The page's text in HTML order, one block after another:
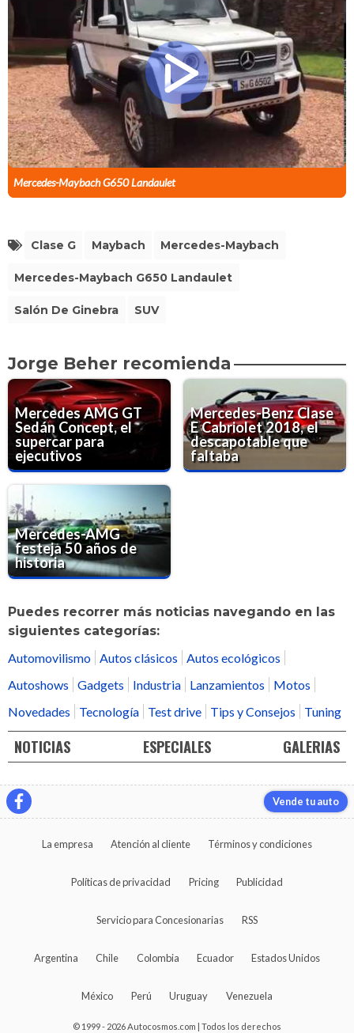
Mercedes-Maybach G650 Landaulet
Clase G Maybach Mercedes-Maybach
Mercedes-Maybach G650 Landaulet
Salón De Ginebra SUV
Jorge Beher recomienda
Mercedes AMG GT
Sedán Concept, el
supercar para
ejecutivos
Mercedes-Benz Clase
E Cabriolet 2018, el
descapotable que
faltaba
Mercedes-AMG
festeja 50 años de
historia
Puedes recorrer más noticias navegando en las
siguientes categorías:
Automovilismo
Autos clásicos
Autos ecológicos
Autoshows
Gadgets Industria Lanzamientos
Motos
Novedades
Tecnología Test drive Tips y Consejos Tuning
NOTICIAS ESPECIALES GALERIAS
Vende tu auto
La empresa Atención al cliente Términos y condiciones
Políticas de privacidad Pricing Publicidad
Servicio para Concesionarias RSS
Argentina Chile Colombia Ecuador Estados Unidos
México Perú Uruguay Venezuela
© 1999 - 2026 Autocosmos.com | Todos los derechos